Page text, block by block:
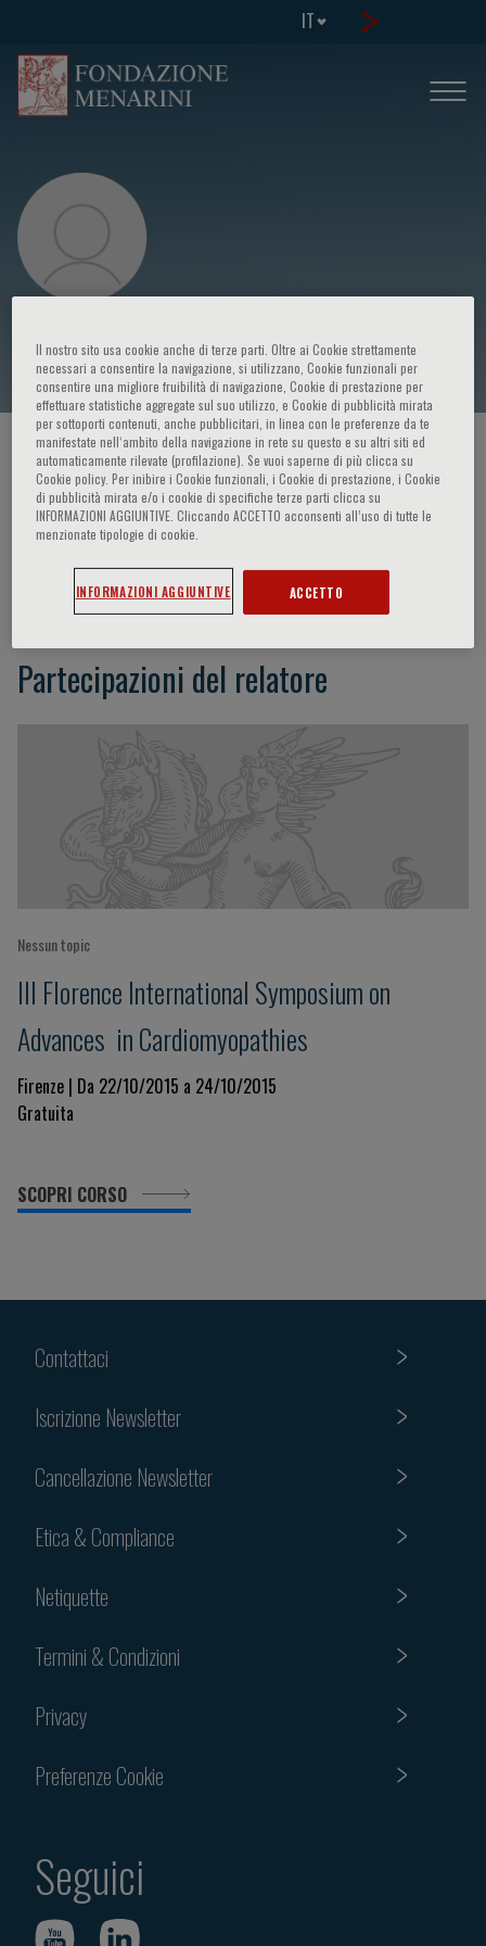
IT
Silvia Pradella
HOME PAGE / CORSI ED EVENTI / RELATORE
Silvia Pradella
Partecipazioni del relatore
Nessun topic
III Florence International Symposium on
Advances in Cardiomyopathies
Firenze | Da 22/10/2015 a 24/10/2015
Gratuita
SCOPRI CORSO
Contattaci
Iscrizione Newsletter
Cancellazione Newsletter
Etica & Compliance
Netiquette
Termini & Condizioni
Privacy
Preferenze Cookie
Seguici
Il nostro sito usa cookie anche di terze parti. Oltre ai Cookie strettamente
necessari a consentire la navigazione, si utilizzano, Cookie funzionali per
consentire una migliore fruibilità di navigazione, Cookie di prestazione per
effettuare statistiche aggregate sul suo utilizzo, e Cookie di pubblicità mirata
per sottoporti contenuti, anche pubblicitari, in linea con le preferenze da te
manifestate nell‘ambito della navigazione in rete su questo e su altri siti ed
automaticamente rilevate (profilazione). Se vuoi saperne di più clicca su
Cookie policy. Per inibire i Cookie funzionali, i Cookie di prestazione, i Cookie
di pubblicità mirata e/o i cookie di specifiche terze parti clicca su
INFORMAZIONI AGGIUNTIVE. Cliccando ACCETTO acconsenti all’uso di tutte le
menzionate tipologie di cookie.
INFORMAZIONI AGGIUNTIVE ACCETTO